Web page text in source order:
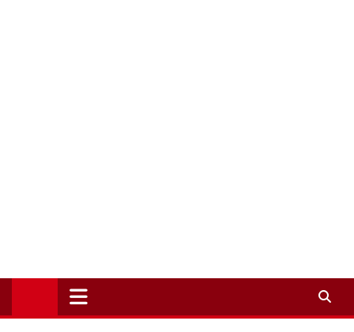
Zpravodajství-info.cz
Aktuality a informace on-line